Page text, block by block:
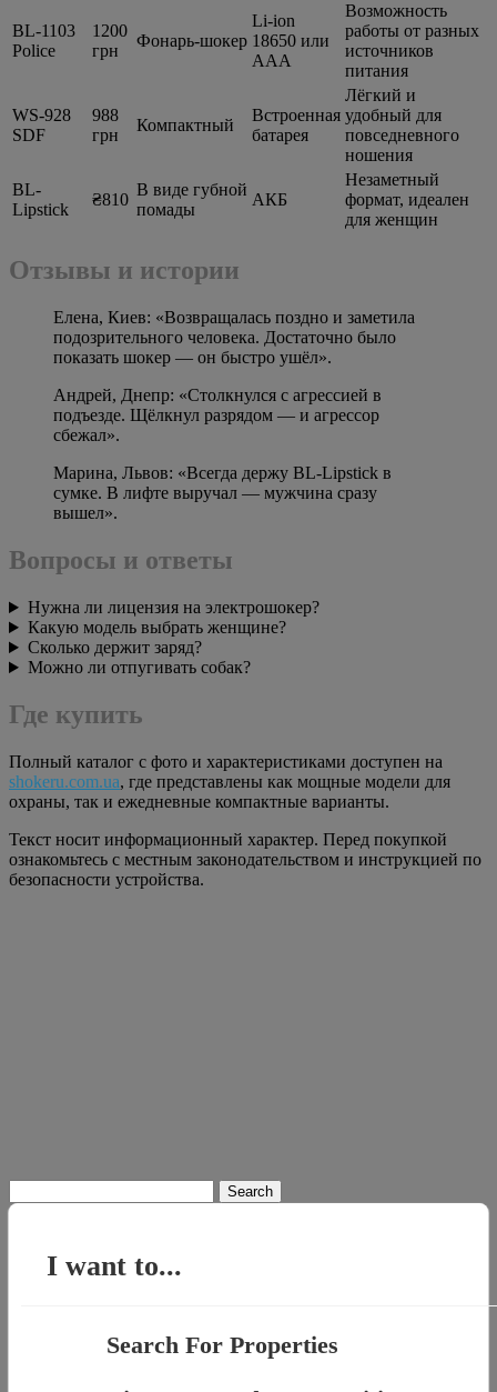
BL-1103
Police
1200
грн
Фонарь‑шокер
Li‑ion
18650 или
AAA
Возможность
работы от разных
источников
питания
WS-928
SDF
988
грн
Компактный
Встроенная
батарея
Лёгкий и
удобный для
повседневного
ношения
BL-
Lipstick
₴810
В виде губной
помады
АКБ
Незаметный
формат, идеален
для женщин
Отзывы и истории
Елена, Киев: «Возвращалась поздно и заметила
подозрительного человека. Достаточно было
показать шокер — он быстро ушёл».
Андрей, Днепр: «Столкнулся с агрессией в
подъезде. Щёлкнул разрядом — и агрессор
сбежал».
Марина, Львов: «Всегда держу BL‑Lipstick в
сумке. В лифте выручал — мужчина сразу
вышел».
Вопросы и ответы
Нужна ли лицензия на электрошокер?
Какую модель выбрать женщине?
Сколько держит заряд?
Можно ли отпугивать собак?
Где купить
Полный каталог с фото и характеристиками доступен на
shokeru.com.ua, где представлены как мощные модели для
охраны, так и ежедневные компактные варианты.
Текст носит информационный характер. Перед покупкой
ознакомьтесь с местным законодательством и инструкцией по
безопасности устройства.
for:
I want to...
Search For Properties